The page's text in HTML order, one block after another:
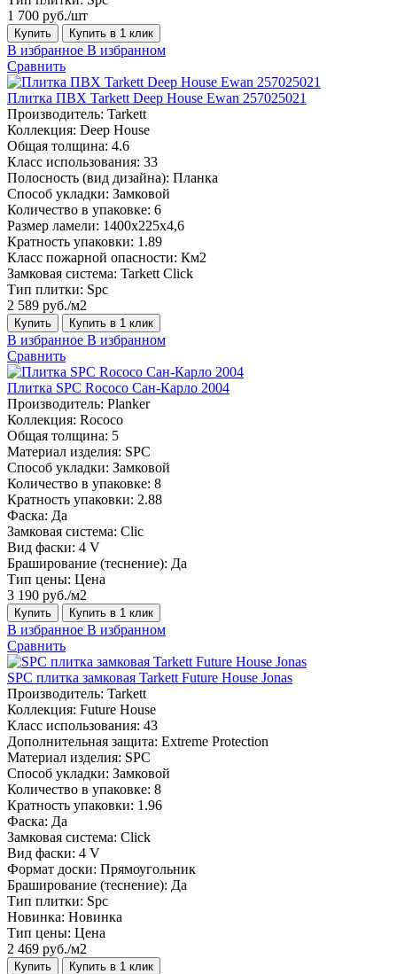
1 700 руб./шт
Купить Купить в 1 клик
В избранное В избранном
Сравнить
Плитка ПВХ Tarkett Deep House Ewan 257025021
Производитель: Tarkett
Коллекция: Deep House
Общая толщина: 4.6
Класс использования: 33
Полосность (вид дизайна): Планка
Способ укладки: Замковой
Количество в упаковке: 6
Размер ламели: 1400х225х4,6
Кратность упаковки: 1.89
Класс пожарной опасности: Км2
Замковая система: Tarkett Click
Тип плитки: Spc
2 589 руб./м2
Купить Купить в 1 клик
В избранное В избранном
Сравнить
Плитка SPC Rococo Сан-Карло 2004
Производитель: Planker
Коллекция: Rococo
Общая толщина: 5
Материал изделия: SPC
Способ укладки: Замковой
Количество в упаковке: 8
Кратность упаковки: 2.88
Фаска: Да
Замковая система: Сlic
Вид фаски: 4 V
Браширование (теснение): Да
Тип цены: Цена
3 190 руб./м2
Купить Купить в 1 клик
В избранное В избранном
Сравнить
SPC плитка замковая Tarkett Future House Jonas
Производитель: Tarkett
Коллекция: Future House
Класс использования: 43
Дополнительная защита: Extreme Protection
Материал изделия: SPC
Способ укладки: Замковой
Количество в упаковке: 8
Кратность упаковки: 1.96
Фаска: Да
Замковая система: Click
Вид фаски: 4 V
Формат доски: Прямоугольник
Браширование (теснение): Да
Тип плитки: Spc
Новинка: Новинка
Тип цены: Цена
2 469 руб./м2
Купить Купить в 1 клик